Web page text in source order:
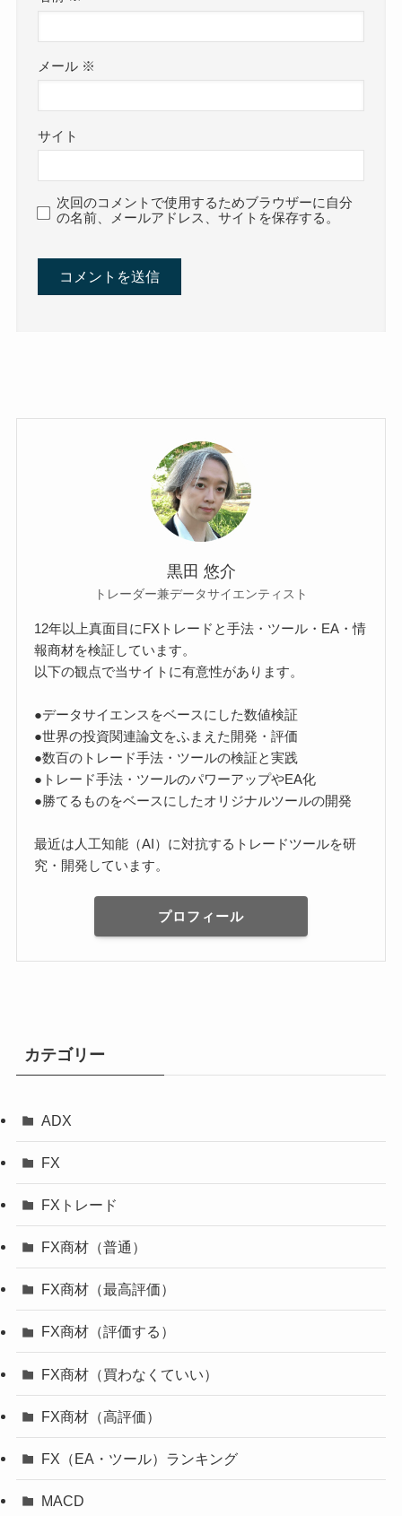
メール ※
サイト
次回のコメントで使用するためブラウザーに自分
の名前、メールアドレス、サイトを保存する。
黒田 悠介
トレーダー兼データサイエンティスト
12年以上真面目にFXトレードと手法・ツール・EA・情
報商材を検証しています。
以下の観点で当サイトに有意性があります。
●データサイエンスをベースにした数値検証
●世界の投資関連論文をふまえた開発・評価
●数百のトレード手法・ツールの検証と実践
●トレード手法・ツールのパワーアップやEA化
●勝てるものをベースにしたオリジナルツールの開発
最近は人工知能（AI）に対抗するトレードツールを研
究・開発しています。
プロフィール
カテゴリー
ADX
FX
FXトレード
FX商材（普通）
FX商材（最高評価）
FX商材（評価する）
FX商材（買わなくていい）
FX商材（高評価）
FX（EA・ツール）ランキング
MACD